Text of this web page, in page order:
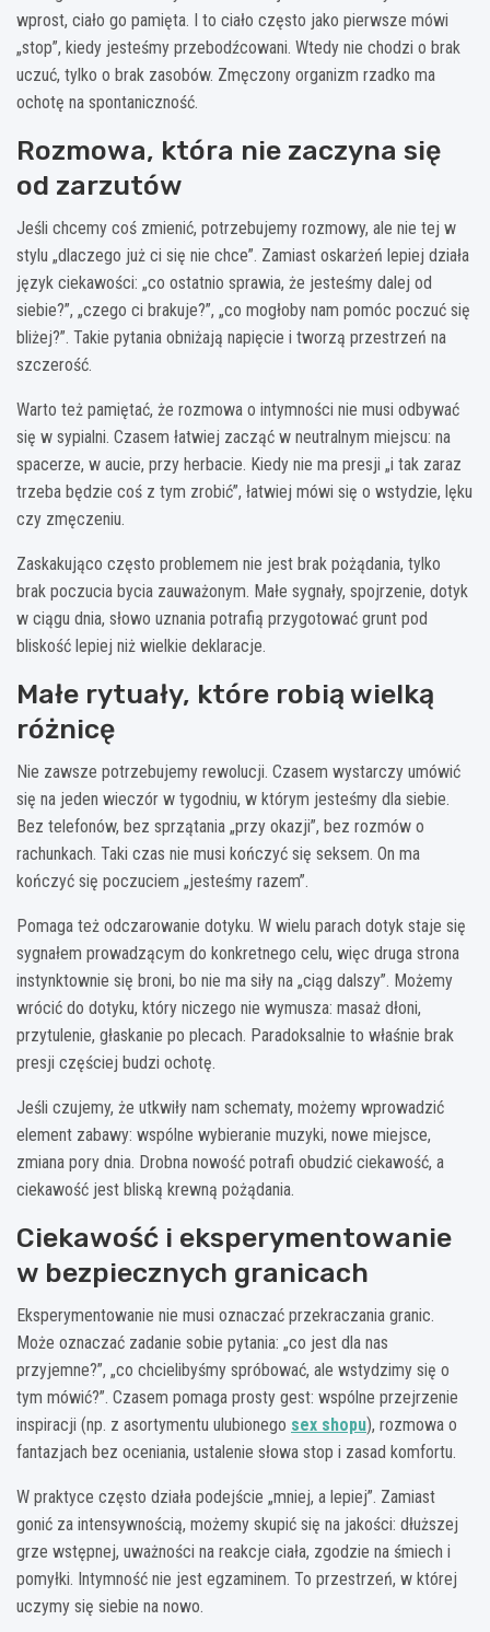
wprost, ciało go pamięta. I to ciało często jako pierwsze mówi
„stop”, kiedy jesteśmy przebodźcowani. Wtedy nie chodzi o brak
uczuć, tylko o brak zasobów. Zmęczony organizm rzadko ma
ochotę na spontaniczność.
Rozmowa, która nie zaczyna się
od zarzutów
Jeśli chcemy coś zmienić, potrzebujemy rozmowy, ale nie tej w
stylu „dlaczego już ci się nie chce”. Zamiast oskarżeń lepiej działa
język ciekawości: „co ostatnio sprawia, że jesteśmy dalej od
siebie?”, „czego ci brakuje?”, „co mogłoby nam pomóc poczuć się
bliżej?”. Takie pytania obniżają napięcie i tworzą przestrzeń na
szczerość.
Warto też pamiętać, że rozmowa o intymności nie musi odbywać
się w sypialni. Czasem łatwiej zacząć w neutralnym miejscu: na
spacerze, w aucie, przy herbacie. Kiedy nie ma presji „i tak zaraz
trzeba będzie coś z tym zrobić”, łatwiej mówi się o wstydzie, lęku
czy zmęczeniu.
Zaskakująco często problemem nie jest brak pożądania, tylko
brak poczucia bycia zauważonym. Małe sygnały, spojrzenie, dotyk
w ciągu dnia, słowo uznania potrafią przygotować grunt pod
bliskość lepiej niż wielkie deklaracje.
Małe rytuały, które robią wielką
różnicę
Nie zawsze potrzebujemy rewolucji. Czasem wystarczy umówić
się na jeden wieczór w tygodniu, w którym jesteśmy dla siebie.
Bez telefonów, bez sprzątania „przy okazji”, bez rozmów o
rachunkach. Taki czas nie musi kończyć się seksem. On ma
kończyć się poczuciem „jesteśmy razem”.
Pomaga też odczarowanie dotyku. W wielu parach dotyk staje się
sygnałem prowadzącym do konkretnego celu, więc druga strona
instynktownie się broni, bo nie ma siły na „ciąg dalszy”. Możemy
wrócić do dotyku, który niczego nie wymusza: masaż dłoni,
przytulenie, głaskanie po plecach. Paradoksalnie to właśnie brak
presji częściej budzi ochotę.
Jeśli czujemy, że utkwiły nam schematy, możemy wprowadzić
element zabawy: wspólne wybieranie muzyki, nowe miejsce,
zmiana pory dnia. Drobna nowość potrafi obudzić ciekawość, a
ciekawość jest bliską krewną pożądania.
Ciekawość i eksperymentowanie
w bezpiecznych granicach
Eksperymentowanie nie musi oznaczać przekraczania granic.
Może oznaczać zadanie sobie pytania: „co jest dla nas
przyjemne?”, „co chcielibyśmy spróbować, ale wstydzimy się o
tym mówić?”. Czasem pomaga prosty gest: wspólne przejrzenie
inspiracji (np. z asortymentu ulubionego sex shopu), rozmowa o
fantazjach bez oceniania, ustalenie słowa stop i zasad komfortu.
W praktyce często działa podejście „mniej, a lepiej”. Zamiast
gonić za intensywnością, możemy skupić się na jakości: dłuższej
grze wstępnej, uważności na reakcje ciała, zgodzie na śmiech i
pomyłki. Intymność nie jest egzaminem. To przestrzeń, w której
uczymy się siebie na nowo.